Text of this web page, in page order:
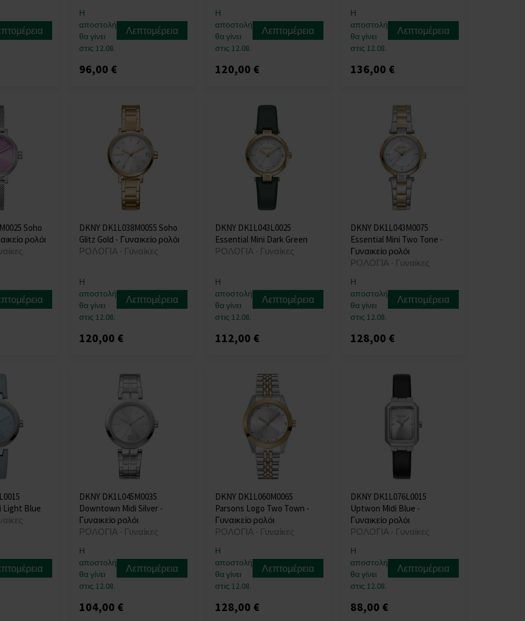
Η
αποστολή
θα γίνει
στις 12.08.
Λεπτομέρεια
96,00 €
Η
αποστολή
θα γίνει
στις 12.08.
Λεπτομέρεια
120,00 €
Η
αποστολή
θα γίνει
στις 12.08.
Λεπτομέρεια
136,00 €
Soho
ρολόι
DKNY DK1L038M0055 Soho
Glitz Gold - Γυναικείο ρολόι
ΡΟΛΟΓΙΑ - Γυναίκες
Η
αποστολή
θα γίνει
στις 12.08.
Λεπτομέρεια
120,00 €
DKNY DK1L043L0025
Essential Mini Dark Green
ΡΟΛΟΓΙΑ - Γυναίκες
Η
αποστολή
θα γίνει
στις 12.08.
Λεπτομέρεια
112,00 €
DKNY DK1L043M0075
Essential Mini Two Tone -
Γυναικείο ρολόι
ΡΟΛΟΓΙΑ - Γυναίκες
Η
αποστολή
θα γίνει
στις 12.08.
Λεπτομέρεια
128,00 €
Light Blue
DKNY DK1L045M0035
Downtown Midi Silver -
Γυναικείο ρολόι
ΡΟΛΟΓΙΑ - Γυναίκες
Η
αποστολή
θα γίνει
στις 12.08.
Λεπτομέρεια
104,00 €
DKNY DK1L060M0065
Parsons Logo Two Town -
Γυναικείο ρολόι
ΡΟΛΟΓΙΑ - Γυναίκες
Η
αποστολή
θα γίνει
στις 12.08.
Λεπτομέρεια
128,00 €
DKNY DK1L076L0015
Uptwon Midi Blue -
Γυναικείο ρολόι
ΡΟΛΟΓΙΑ - Γυναίκες
Η
αποστολή
θα γίνει
στις 12.08.
Λεπτομέρεια
88,00 €